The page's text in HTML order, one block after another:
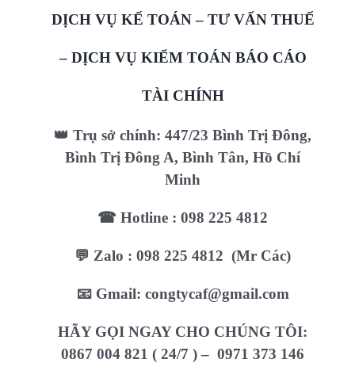
DỊCH VỤ KẾ TOÁN – TƯ VẤN THUẾ
– DỊCH VỤ KIỂM TOÁN BÁO CÁO
TÀI CHÍNH
👑 Trụ sở chính: 447/23 Bình Trị Đông,
Bình Trị Đông A, Bình Tân, Hồ Chí
Minh
☎ Hotline : 098 225 4812
💬 Zalo : 098 225 4812 (Mr Các)
📧 Gmail: congtycaf@gmail.com
HÃY GỌI NGAY CHO CHÚNG TÔI:
0867 004 821 ( 24/7 ) – 0971 373 146